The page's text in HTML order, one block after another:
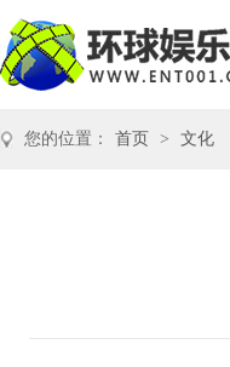
您的位置： 首页 > 文化